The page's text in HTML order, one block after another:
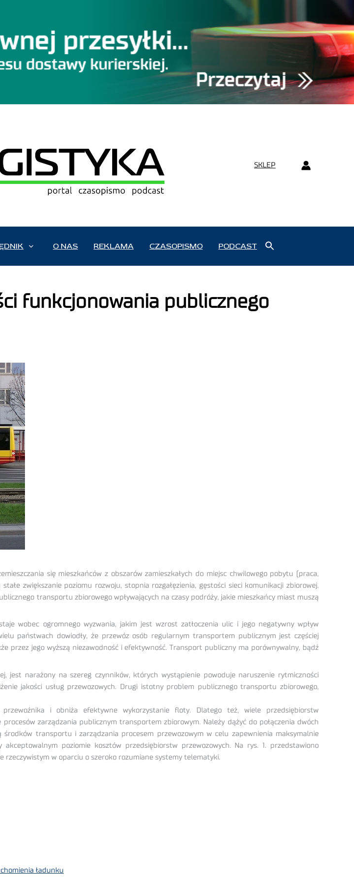
SKLEP
O NAS REKLAMA CZASOPISMO PODCAST
funkcjonowania publicznego
się mieszkańców z obszarów zamieszkałych do miejsc chwilowego pobytu (praca,
zwiększanie poziomu rozwoju, stopnia rozgałęzienia, gęstości sieci komunikacji zbiorowej.
transportu zbiorowego wpływających na czasy podróży, jakie mieszkańcy miast muszą
wobec ogromnego wyzwania, jakim jest wzrost zatłoczenia ulic i jego negatywny wpływ
państwach dowiodły, że przewóz osób regularnym transportem publicznym jest częściej
przez jego wyższą niezawodność i efektywność. Transport publiczny ma porównywalny, bądź
jest narażony na szereg czynników, których wystąpienie powoduje naruszenie rytmiczności
jakości usług przewozowych. Drugi istotny problem publicznego transportu zbiorowego,
i obniża efektywne wykorzystanie floty. Dlatego też, wiele przedsiębiorstw
zarządzania publicznym transportem zbiorowym. Należy dążyć do połączenia dwóch
transportu i zarządzania procesem przewozowym w celu zapewnienia maksymalnie
poziomie kosztów przedsiębiorstw przewozowych. Na rys. 1. przedstawiono
rzeczywistym w oparciu o szeroko rozumiane systemy telematyki.
ładunku